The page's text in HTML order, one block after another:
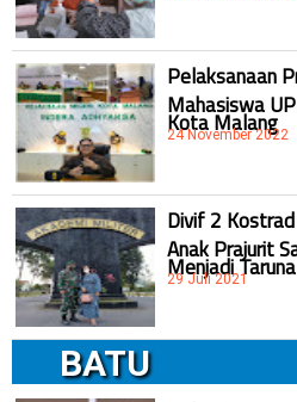
Pelaksanaan
Mahasiswa
Kota Malang
24 November 2022
Divif 2
Anak Prajurit
Menjadi
29 Juli 2021
BATU